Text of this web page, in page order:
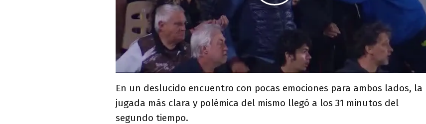
En un deslucido encuentro con pocas emociones para ambos lados, la
jugada más clara y polémica del mismo llegó a los 31 minutos del
segundo tiempo.